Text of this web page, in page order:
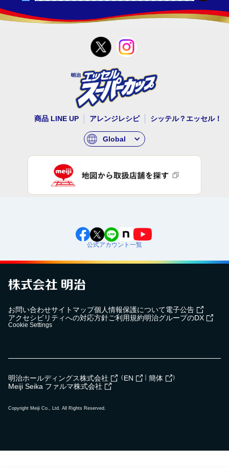
商品 LINE UP アレンジレシピ シッテル？エッセル！
Global
公式アカウント一覧
お問い合わせサイトマップ個人情報保護について電子公告
アクセシビリティへの対応方針ご利用規約明治グループのDX
Cookie Settings
明治ホールディングス株式会社 （ EN 簡体 ）
Meiji Seika ファルマ株式会社
Copyright Meiji Co., Ltd. All Rights Reserved.